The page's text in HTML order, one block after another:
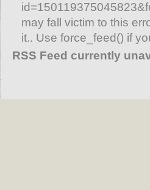
may fall victim to this
it.. Use force_feed() if
RSS Feed currently